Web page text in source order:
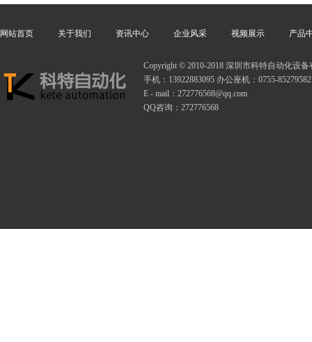
网站首页 关于我们 资讯中心 企业风采 视频展示 产品
Copyright © 2010-2018 深圳市科特自动化设
手机：13922883095 办公座机：0755-85279582
E - mail：272776568@qq.com
QQ咨询：272776568